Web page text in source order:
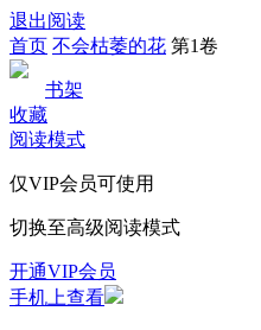
退出阅读
首页 不会枯萎的花 第1卷
书架
收藏
阅读模式
仅VIP会员可使用
切换至高级阅读模式
开通VIP会员
手机上查看